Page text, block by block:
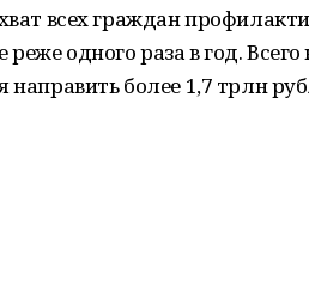
всех граждан
одного раза в год.
более 1,7 трлн